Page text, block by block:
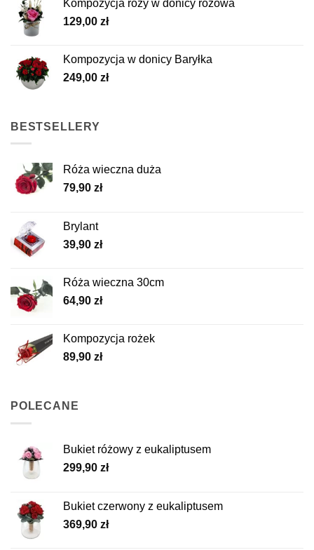
Kompozycja róży w donicy różowa
129,00 zł
Kompozycja w donicy Baryłka
249,00 zł
BESTSELLERY
Róża wieczna duża
79,90 zł
Brylant
39,90 zł
Róża wieczna 30cm
64,90 zł
Kompozycja rożek
89,90 zł
POLECANE
Bukiet różowy z eukaliptusem
299,90 zł
Bukiet czerwony z eukaliptusem
369,90 zł